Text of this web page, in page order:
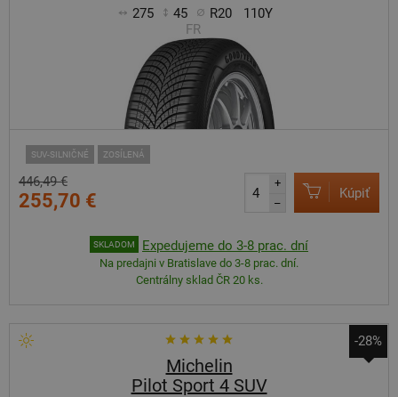
275 45 R20
110Y
FR
SUV-SILNIČNÉ ZOSÍLENÁ
446,49 €
255,70 €
+
–
Kúpiť
SKLADOM Expedujeme do 3-8 prac. dní
Na predajni v Bratislave do 3-8 prac. dní.
Centrálny sklad ČR 20 ks.
-28%
Michelin
Pilot Sport 4 SUV